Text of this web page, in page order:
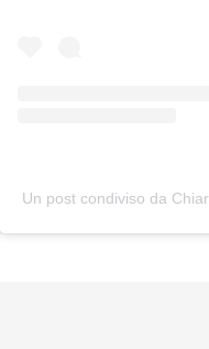
Un post condiviso da